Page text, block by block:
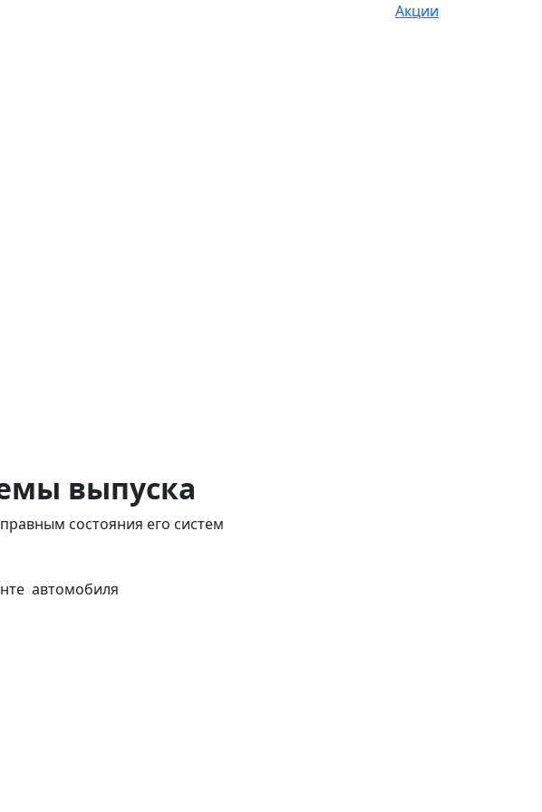
Акции
выпуска
состояния его систем
автомобиля